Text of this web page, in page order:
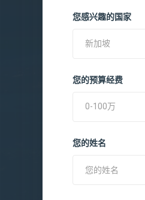
您感兴趣的国家
新加坡
您的预算经费
0-100万
您的姓名